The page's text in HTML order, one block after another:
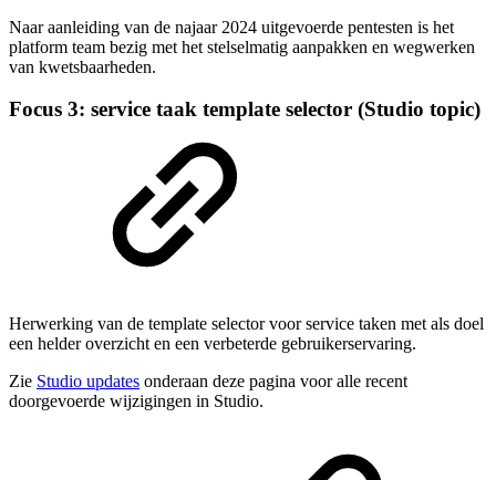
Naar aanleiding van de najaar 2024 uitgevoerde pentesten is het
platform team bezig met het stelselmatig aanpakken en wegwerken
van kwetsbaarheden.
Focus 3: service taak template selector (Studio topic)
Herwerking van de template selector voor service taken met als doel
een helder overzicht en een verbeterde gebruikerservaring.
Zie Studio updates onderaan deze pagina voor alle recent
doorgevoerde wijzigingen in Studio.